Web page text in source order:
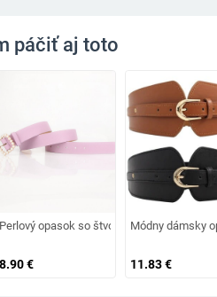
páčiť aj toto
pre ženy s kovovým kvetinovým vzorom,
Perlový opasok so štvorcovou prackou je
8.90€
Módny dámsky
11.83€